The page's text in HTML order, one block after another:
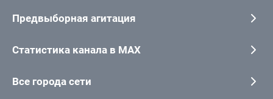
Предвыборная агитация
Статистика канала в MAX
Все города сети